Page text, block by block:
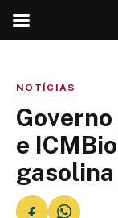
NOTÍCIAS
e
gasolina